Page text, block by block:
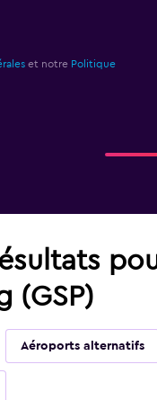
et notre Politique
(GSP)
Aéroports alternatifs